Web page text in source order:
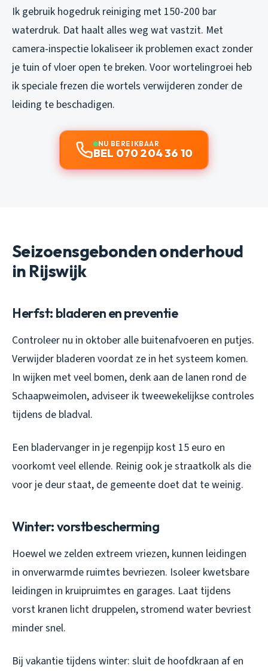
Ik gebruik hogedruk reiniging met 150-200 bar
waterdruk. Dat haalt alles weg wat vastzit. Met
camera-inspectie lokaliseer ik problemen exact zonder
je tuin of vloer open te breken. Voor wortelingroei heb
ik speciale frezen die wortels verwijderen zonder de
leiding te beschadigen.
NU BEREIKBAAR
BEL 070 204 36 10
Seizoensgebonden onderhoud
in Rijswijk
Herfst: bladeren en preventie
Controleer nu in oktober alle buitenafvoeren en putjes.
Verwijder bladeren voordat ze in het systeem komen.
In wijken met veel bomen, denk aan de lanen rond de
Schaapweimolen, adviseer ik tweewekelijkse controles
tijdens de bladval.
Een bladervanger in je regenpijp kost 15 euro en
voorkomt veel ellende. Reinig ook je straatkolk als die
voor je deur staat, de gemeente doet dat te weinig.
Winter: vorstbescherming
Hoewel we zelden extreem vriezen, kunnen leidingen
in onverwarmde ruimtes bevriezen. Isoleer kwetsbare
leidingen in kruipruimtes en garages. Laat tijdens
vorst kranen licht druppelen, stromend water bevriest
minder snel.
Bij vakantie tijdens winter: sluit de hoofdkraan af en